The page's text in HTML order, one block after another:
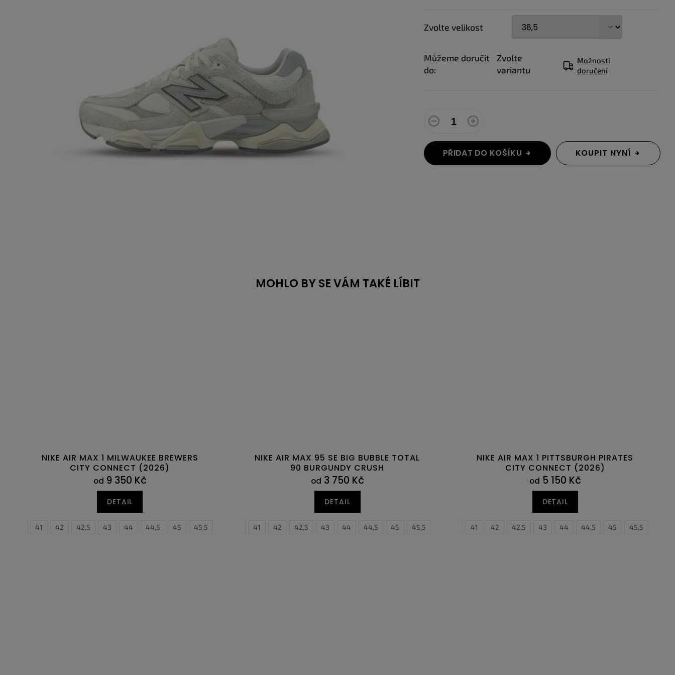
Zvolte velikost
Můžeme doručit
do:
Zvolte
variantu
Možnosti
doručení
PŘIDAT DO KOŠÍKU KOUPIT NYNÍ
MOHLO BY SE VÁM TAKÉ LÍBIT
NIKE AIR MAX 1 MILWAUKEE BREWERS
CITY CONNECT (2026)
od 9 350 Kč
DETAIL
41 42 42,5 43 44 44,5 45 45,5 47,5
NIKE AIR MAX 95 SE BIG BUBBLE TOTAL
90 BURGUNDY CRUSH
od 3 750 Kč
DETAIL
38,5 40 41 42 42,5 43 44 44,5 45 45,5 47,5
NIKE AIR MAX 1 PITTSBURGH PIRATES
CITY CONNECT (2026)
od 5 150 Kč
DETAIL
38,5 40 41 42 42,5 43 44 44,5 45 45,5